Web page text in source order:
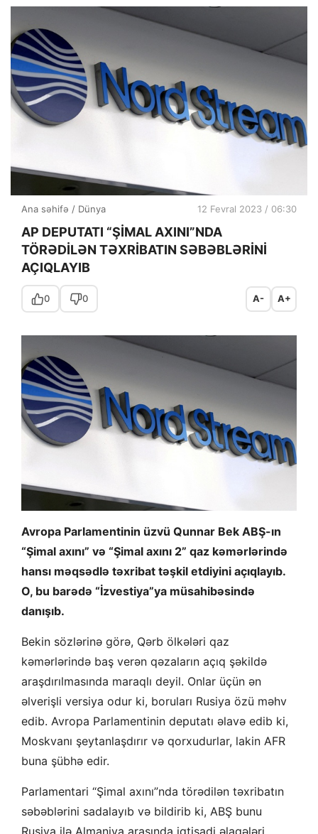
Ana səhifə / Dünya 12 Fevral 2023 / 06:30
AP DEPUTATI “ŞİMAL AXINI”NDA
TÖRƏDİLƏN TƏXRİBATIN SƏBƏBLƏRİNİ
AÇIQLAYIB
0 0 A- A+
Avropa Parlamentinin üzvü Qunnar Bek ABŞ-ın
“Şimal axını” və “Şimal axını 2” qaz kəmərlərində
hansı məqsədlə təxribat təşkil etdiyini açıqlayıb.
O, bu barədə “İzvestiya”ya müsahibəsində
danışıb.
Bekin sözlərinə görə, Qərb ölkələri qaz
kəmərlərində baş verən qəzaların açıq şəkildə
araşdırılmasında maraqlı deyil. Onlar üçün ən
əlverişli versiya odur ki, boruları Rusiya özü məhv
edib. Avropa Parlamentinin deputatı əlavə edib ki,
Moskvanı şeytanlaşdırır və qorxudurlar, lakin AFR
buna şübhə edir.
Parlamentari “Şimal axını”nda törədilən təxribatın
səbəblərini sadalayıb və bildirib ki, ABŞ bunu